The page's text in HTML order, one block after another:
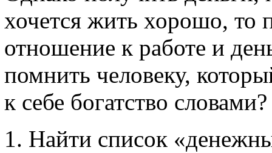
хочется жить хорошо, то
отношение к работе и
помнить человеку,
к себе богатство словами?
Найти список